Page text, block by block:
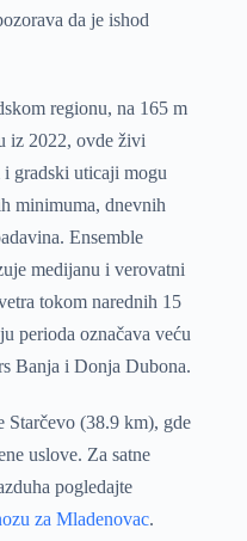
da je ishod
regionu, na 165 m
iz 2022, ovde živi
gradski uticaji mogu
minimuma, dnevnih
Ensemble
medijanu i verovatni
tokom narednih 15
perioda označava veću
Banja i Donja Dubona.
Starčevo (38.9 km), gde
uslove. Za satne
pogledajte
za Mladenovac.